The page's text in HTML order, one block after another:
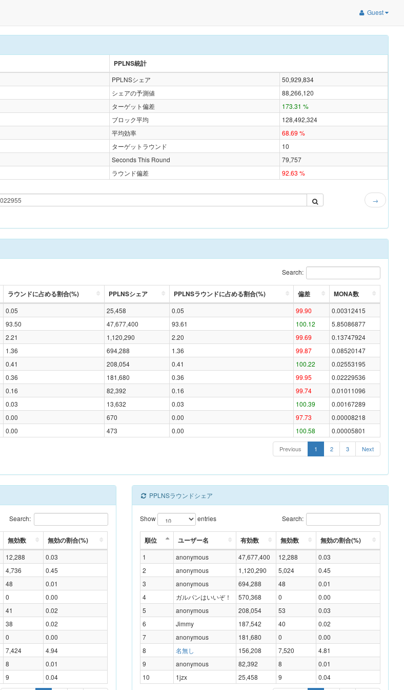
Guest
PPLNS統計
PPLNSシェア
50,929,834
シェアの予測値
88,266,120
ターゲット偏差
173.31 %
ブロック平均
128,492,324
平均効率
68.69 %
ターゲットラウンド
10
Seconds This Round
79,757
ラウンド偏差 92.63 %
→
Search:
ラウンドに占める割合(%) PPLNSシェア PPLNSラウンドに占める割合(%) 偏差 MONA数
0.05 25,458 0.05 99.90
0.00312415
93.50 47,677,400 93.61 100.12
5.85086877
2.21 1,120,290 2.20 99.69
0.13747924
1.36 694,288 1.36 99.87
0.08520147
0.41 208,054 0.41 100.22
0.02553195
0.36 181,680 0.36 99.95
0.02229536
0.16 82,392 0.16 99.74
0.01011096
0.03 13,632 0.03 100.39
0.00167289
0.00 670 0.00 97.73
0.00008218
0.00 473 0.00 100.58 0.00005801
Previous 1 2 3 Next
Search:
無効数 無効の割合(%)
12,288
0.03
4,736
0.45
48
0.01
0
0.00
41
0.02
38
0.02
0
0.00
7,424
4.94
8
0.01
9 0.04
PPLNSラウンドシェア
Show entries Search:
順位 ユーザー名 有効数 無効数 無効の割合(%)
1 anonymous 47,677,400 12,288
0.03
2
anonymous 1,120,290 5,024
0.45
3
anonymous 694,288 48
0.01
4
ガルパンはいいぞ！ 570,368 0
0.00
5
anonymous 208,054 53
0.03
6
Jimmy 187,542 40
0.02
7
anonymous 181,680 0
0.00
8
名無し 156,208 7,520
4.81
9
anonymous 82,392 8
0.01
10
1jzx 25,458 9 0.04